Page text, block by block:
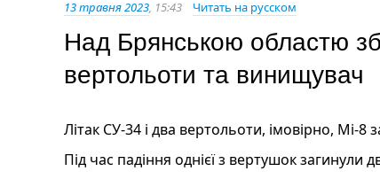
13 травня 2023, 15:43 Читать на русском
Над Брянською областю
вертольоти та винищувач
Літак СУ-34 і два вертольоти, імовірно, Мі-8
Під час падіння однієї з вертушок загинули